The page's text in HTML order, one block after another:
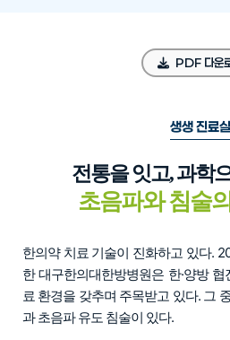
PDF 다운
생생 진료실
전통을 잇고, 과학
초음파와 침술
한의약 치료 기술이 진화하고 있다.
한 대구한의대한방병원은 한·양방
료 환경을 갖추며 주목받고 있다. 그
과 초음파 유도 침술이 있다.